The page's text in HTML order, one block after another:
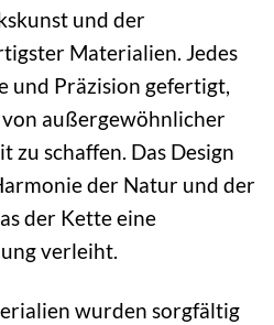
und der
Materialien. Jedes
und Präzision gefertigt,
außergewöhnlicher
zu schaffen. Das Design
der Natur und der
der Kette eine
verleiht.
wurden sorgfältig